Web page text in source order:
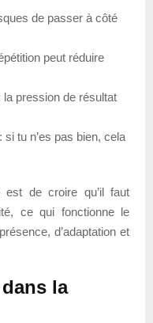
de passer à côté
peut réduire
la pression de résultat
: si tu n’es pas bien, cela
de croire qu’il faut
ce qui fonctionne le
d’adaptation et
la